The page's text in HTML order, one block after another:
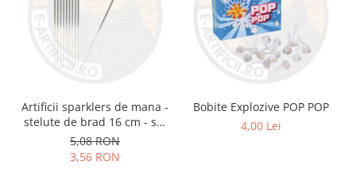
Artificii sparklers de mana -
stelute de brad 16 cm - set
10 buc
5,08 RON
3,56 RON
Bobite Explozive POP POP
4,00 Lei